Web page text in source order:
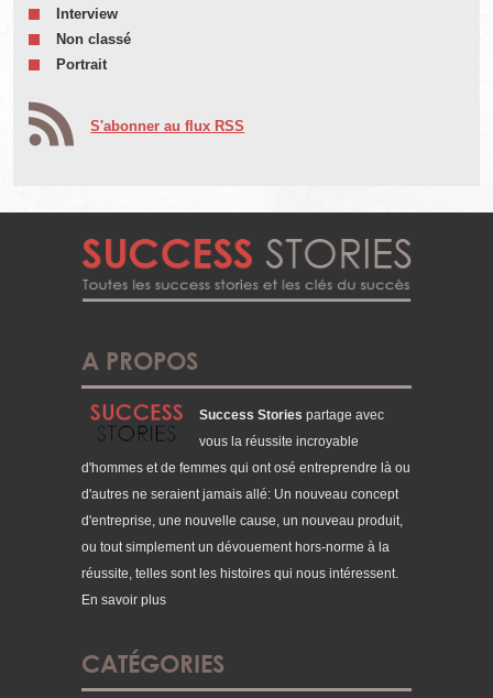
Interview
Non classé
Portrait
S'abonner au flux RSS
A PROPOS
Success Stories partage avec
vous la réussite incroyable
d'hommes et de femmes qui ont osé entreprendre là ou
d'autres ne seraient jamais allé: Un nouveau concept
d'entreprise, une nouvelle cause, un nouveau produit,
ou tout simplement un dévouement hors-norme à la
réussite, telles sont les histoires qui nous intéressent.
En savoir plus
CATÉGORIES